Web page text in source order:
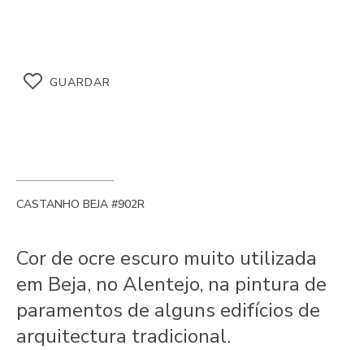
GUARDAR
CASTANHO BEJA #902R
Cor de ocre escuro muito utilizada
em Beja, no Alentejo, na pintura de
paramentos de alguns edifícios de
arquitectura tradicional.